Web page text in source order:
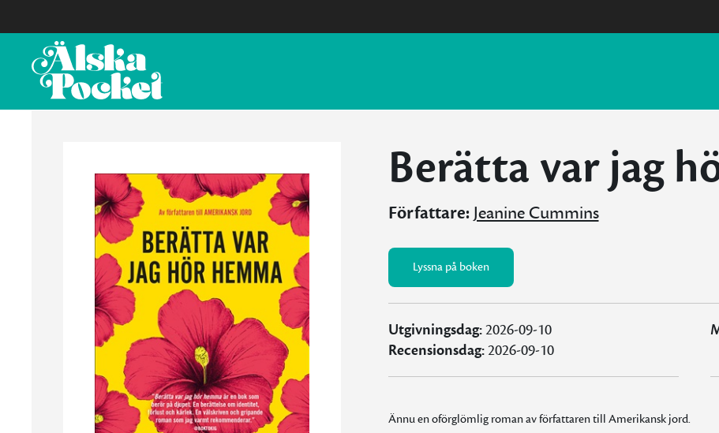
Berätta var jag
Författare: Jeanine Cummins
Lyssna på boken
Utgivningsdag:2026-09-10
Recensionsdag:2026-09-10
Ännu en oförglömlig roman av författaren till Amerikansk jord.